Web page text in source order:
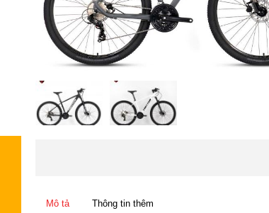
Mô tả Thông tin thêm